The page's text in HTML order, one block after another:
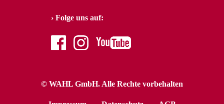
Folge uns auf:
facebookinstagramyoutube
© WAHL GmbH. Alle Rechte vorbehalten